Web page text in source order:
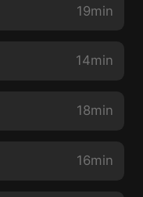
19min
14min
18min
16min